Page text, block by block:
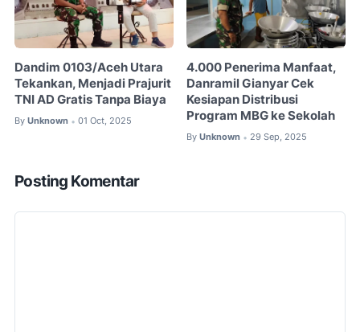
Dandim 0103/Aceh Utara
Tekankan, Menjadi Prajurit
TNI AD Gratis Tanpa Biaya
By Unknown • 01 Oct, 2025
4.000 Penerima Manfaat,
Danramil Gianyar Cek
Kesiapan Distribusi
Program MBG ke Sekolah
By Unknown • 29 Sep, 2025
Posting Komentar